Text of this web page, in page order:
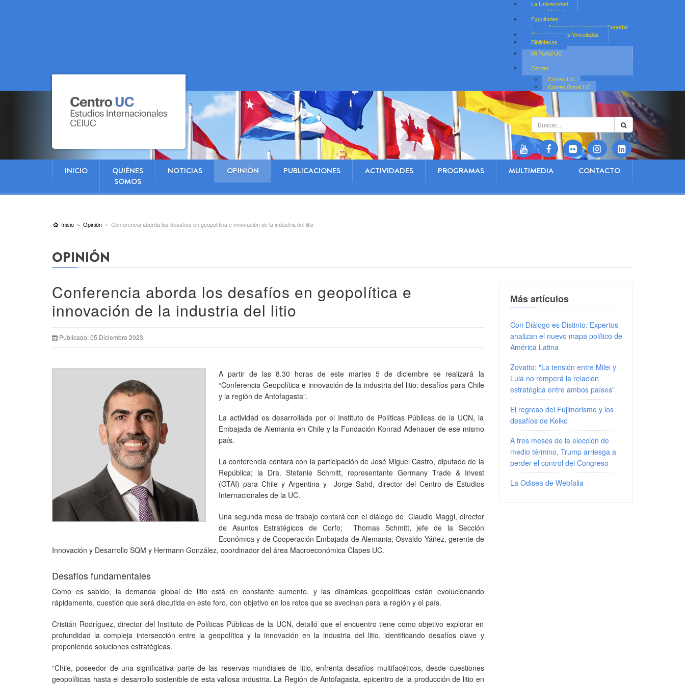
La Universidad
Historia
Facultades
Agronomía e Ingeniería Forestal
Organizaciones Vinculadas
Bibliotecas
Mi Portal UC
Correo
Correo UC
Correo Gmail UC
Buscar...
INICIO
QUIÉNES
SOMOS
NOTICIAS OPINIÓN PUBLICACIONES ACTIVIDADES PROGRAMAS MULTIMEDIA CONTACTO
Inicio Opinión Conferencia aborda los desafíos en geopolítica e innovación de la industria del litio
OPINIÓN
Conferencia aborda los desafíos en geopolítica e
innovación de la industria del litio
Publicado: 05 Diciembre 2023
A partir de las 8.30 horas de este martes 5 de diciembre se realizará la
“Conferencia Geopolítica e innovación de la industria del litio: desafíos para Chile
y la región de Antofagasta”.
La actividad es desarrollada por el Instituto de Políticas Públicas de la UCN, la
Embajada de Alemania en Chile y la Fundación Konrad Adenauer de ese mismo
país.
La conferencia contará con la participación de José Miguel Castro, diputado de la
República; la Dra. Stefanie Schmitt, representante Germany Trade & Invest
(GTAI) para Chile y Argentina y Jorge Sahd, director del Centro de Estudios
Internacionales de la UC.
Una segunda mesa de trabajo contará con el diálogo de Claudio Maggi, director
de Asuntos Estratégicos de Corfo; Thomas Schmitt, jefe de la Sección
Económica y de Cooperación Embajada de Alemania; Osvaldo Yáñez, gerente de
Innovación y Desarrollo SQM y Hermann González, coordinador del área Macroeconómica Clapes UC.
Desafíos fundamentales
Como es sabido, la demanda global de litio está en constante aumento, y las dinámicas geopolíticas están evolucionando
rápidamente, cuestión que será discutida en este foro, con objetivo en los retos que se avecinan para la región y el país.
Cristián Rodríguez, director del Instituto de Políticas Públicas de la UCN, detalló que el encuentro tiene como objetivo explorar en
profundidad la compleja intersección entre la geopolítica y la innovación en la industria del litio, identificando desafíos clave y
proponiendo soluciones estratégicas.
“Chile, poseedor de una significativa parte de las reservas mundiales de litio, enfrenta desafíos multifacéticos, desde cuestiones
geopolíticas hasta el desarrollo sostenible de esta valiosa industria. La Región de Antofagasta, epicentro de la producción de litio en
Más artículos
Con Diálogo es Distinto: Expertos
analizan el nuevo mapa político de
América Latina
Zovatto: "La tensión entre Milei y
Lula no romperá la relación
estratégica entre ambos países"
El regreso del Fujimorismo y los
desafíos de Keiko
A tres meses de la elección de
medio término, Trump arriesga a
perder el control del Congreso
La Odisea de Webfalia